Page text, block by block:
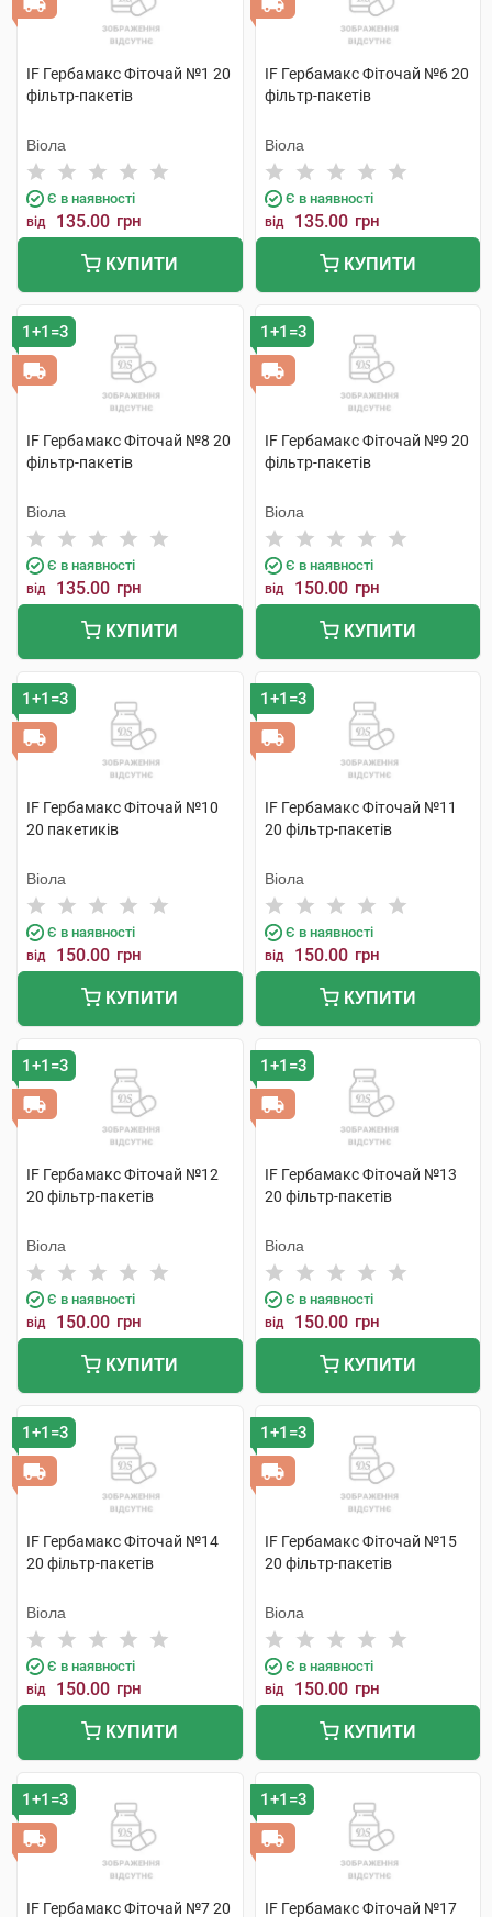
IF Гербамакс Фіточай №1 20
фільтр-пакетів
Віола
Є в наявності
від 135.00 грн
КУПИТИ
IF Гербамакс Фіточай №6 20
фільтр-пакетів
Віола
Є в наявності
від 135.00 грн
КУПИТИ
1+1=3
IF Гербамакс Фіточай №8 20
фільтр-пакетів
Віола
Є в наявності
від 135.00 грн
КУПИТИ
1+1=3
IF Гербамакс Фіточай №9 20
фільтр-пакетів
Віола
Є в наявності
від 150.00 грн
КУПИТИ
1+1=3
IF Гербамакс Фіточай №10
20 пакетиків
Віола
Є в наявності
від 150.00 грн
КУПИТИ
1+1=3
IF Гербамакс Фіточай №11
20 фільтр-пакетів
Віола
Є в наявності
від 150.00 грн
КУПИТИ
1+1=3
IF Гербамакс Фіточай №12
20 фільтр-пакетів
Віола
Є в наявності
від 150.00 грн
КУПИТИ
1+1=3
IF Гербамакс Фіточай №13
20 фільтр-пакетів
Віола
Є в наявності
від 150.00 грн
КУПИТИ
1+1=3
IF Гербамакс Фіточай №14
20 фільтр-пакетів
Віола
Є в наявності
від 150.00 грн
КУПИТИ
1+1=3
IF Гербамакс Фіточай №15
20 фільтр-пакетів
Віола
Є в наявності
від 150.00 грн
КУПИТИ
1+1=3
IF Гербамакс Фіточай №7 20
1+1=3
IF Гербамакс Фіточай №17